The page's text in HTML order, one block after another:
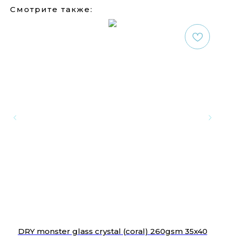
Смотрите также:
DRY monster glass crystal (coral) 260gsm 35x40